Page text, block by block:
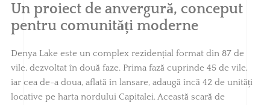
Un proiect de anvergură, conceput
pentru comunități moderne
Denya Lake este un complex rezidențial format din 87 de
vile, dezvoltat în două faze. Prima fază cuprinde 45 de vile,
iar cea de-a doua, aflată în lansare, adaugă încă 42 de unități
locative pe harta nordului Capitalei. Această scară de